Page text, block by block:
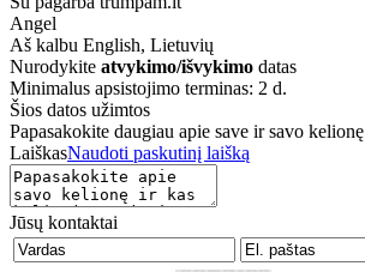
Angel
Aš kalbu English, Lietuvių
Nurodykite atvykimo/išvykimo datas
Minimalus apsistojimo terminas: 2 d.
Šios datos užimtos
Papasakokite daugiau apie save ir savo kelionę
LaiškasNaudoti paskutinį laišką
Jūsų kontaktai